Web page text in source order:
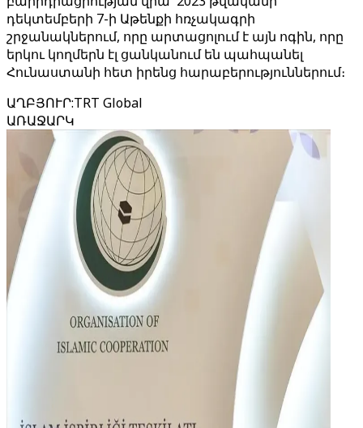
դեկտեմբերի 7-ի Աթենքի հռչակագրի
շրջանակներում, որը արտացոլում է այն ոգին, որը
երկու կողմերն էլ ցանկանում են պահպանել
Հունաստանի հետ իրենց հարաբերություններում։
ԱՂԲՅՈՒՐ:TRT Global
ԱՌԱՋԱՐԿ